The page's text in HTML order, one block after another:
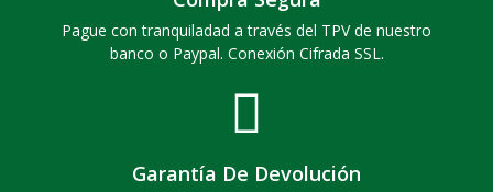
Pague con tranquiladad a través del TPV de nuestro
banco o Paypal. Conexión Cifrada SSL.
Garantía De Devolución